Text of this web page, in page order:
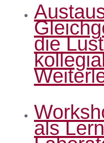
die
als